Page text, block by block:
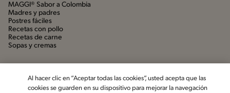
MAGGI® Sabor a Colombia
Madres y padres
Postres fáciles
Recetas con pollo
Recetas de carne
Sopas y cremas
Al hacer clic en “Aceptar todas las cookies”, usted acepta que las
cookies se guarden en su dispositivo para mejorar la navegación